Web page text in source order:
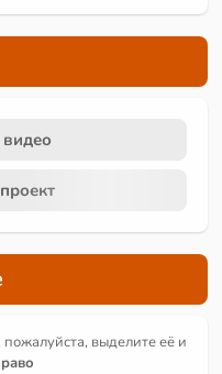
выделите её и